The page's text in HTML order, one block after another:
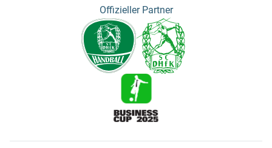
Offizieller Partner